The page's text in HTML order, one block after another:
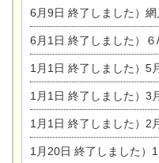
6月9日 終了しました）網
6月1日 終了しました）６/
1月1日 終了しました）5月25日(
1月1日 終了しました）3月16日(土
1月1日 終了しました）2月23
1月20日 終了しました）1月20日は、新春